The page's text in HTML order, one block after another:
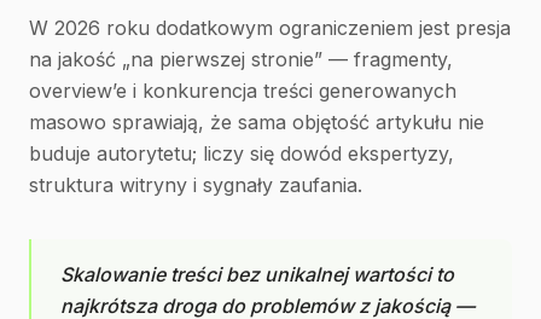
W 2026 roku dodatkowym ograniczeniem jest presja
na jakość „na pierwszej stronie” — fragmenty,
overview’e i konkurencja treści generowanych
masowo sprawiają, że sama objętość artykułu nie
buduje autorytetu; liczy się dowód ekspertyzy,
struktura witryny i sygnały zaufania.
Skalowanie treści bez unikalnej wartości to
najkrótsza droga do problemów z jakością —